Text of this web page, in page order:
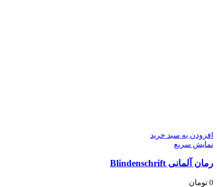
افزودن به سبد خرید
نمایش سریع
رمان آلمانی Blindenschrift
0 تومان